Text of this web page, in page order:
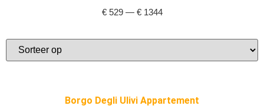
€ 529 — € 1344
Borgo Degli Ulivi Appartement